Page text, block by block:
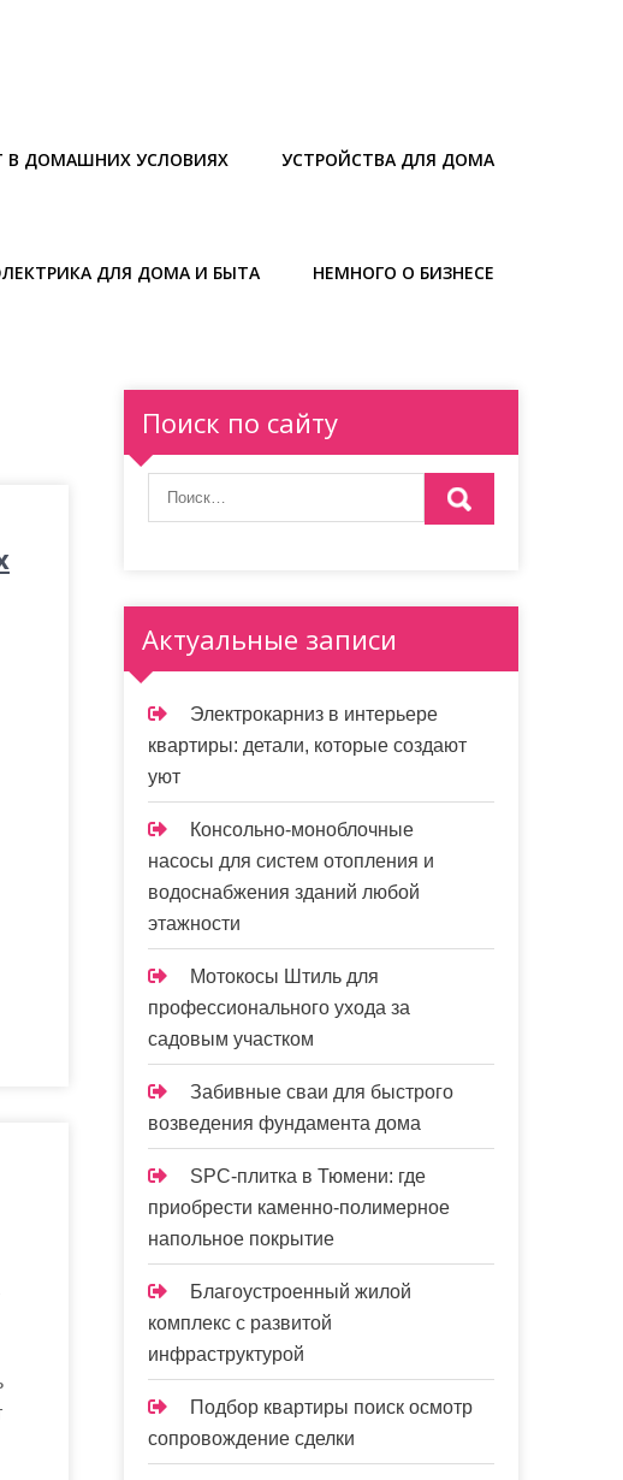
В ДОМАШНИХ УСЛОВИЯХ УСТРОЙСТВА ДЛЯ ДОМА
ДЛЯ ДОМА И БЫТА НЕМНОГО О БИЗНЕСЕ
Поиск по сайту
Актуальные записи
Электрокарниз в интерьере
квартиры: детали, которые создают
уют
Консольно-моноблочные
насосы для систем отопления и
водоснабжения зданий любой
этажности
Мотокосы Штиль для
профессионального ухода за
садовым участком
Забивные сваи для быстрого
возведения фундамента дома
SPC-плитка в Тюмени: где
приобрести каменно-полимерное
напольное покрытие
Благоустроенный жилой
комплекс с развитой
инфраструктурой
Подбор квартиры поиск осмотр
сопровождение сделки